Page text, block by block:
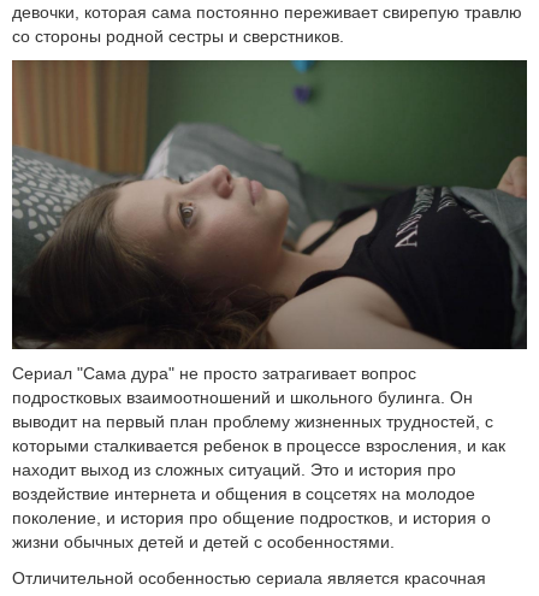
девочки, которая сама постоянно переживает свирепую травлю
со стороны родной сестры и сверстников.
Сериал "Сама дура" не просто затрагивает вопрос
подростковых взаимоотношений и школьного булинга. Он
выводит на первый план проблему жизненных трудностей, с
которыми сталкивается ребенок в процессе взросления, и как
находит выход из сложных ситуаций. Это и история про
воздействие интернета и общения в соцсетях на молодое
поколение, и история про общение подростков, и история о
жизни обычных детей и детей с особенностями.
Отличительной особенностью сериала является красочная